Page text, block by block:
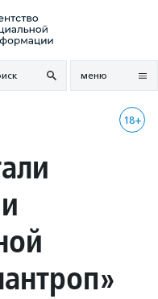
меню
18+